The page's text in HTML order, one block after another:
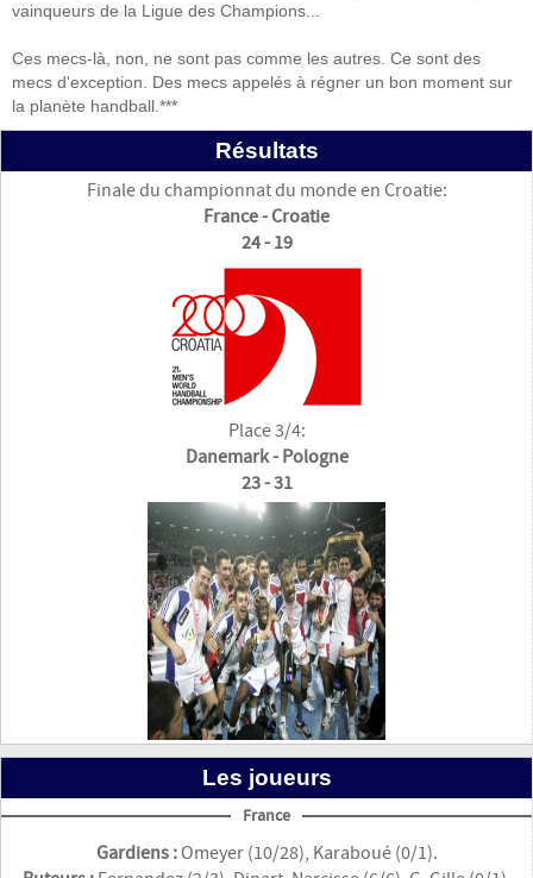
vainqueurs de la Ligue des Champions...
Ces mecs-là, non, ne sont pas comme les autres. Ce sont des
mecs d'exception. Des mecs appelés à régner un bon moment sur
la planète handball.***
Résultats
Finale du championnat du monde en Croatie:
France - Croatie
24 - 19
Place 3/4:
Danemark - Pologne
23 - 31
Les joueurs
France
Gardiens :Omeyer (10/28), Karaboué (0/1).